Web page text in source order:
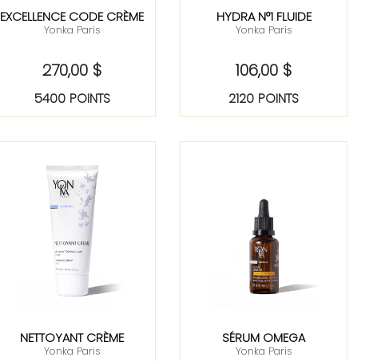
EXCELLENCE CODE CRÈME
Yonka Paris
270,00 $
5400 POINTS
HYDRA N°1 FLUIDE
Yonka Paris
106,00 $
2120 POINTS
NETTOYANT CRÈME
Yonka Paris
SÉRUM OMEGA
Yonka Paris